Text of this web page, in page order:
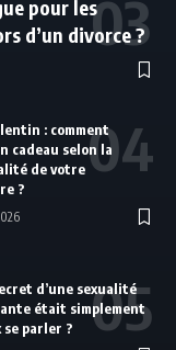
pour les
d’un divorce ?
: comment
cadeau selon la
de votre
?
d’une sexualité
était simplement
se parler ?